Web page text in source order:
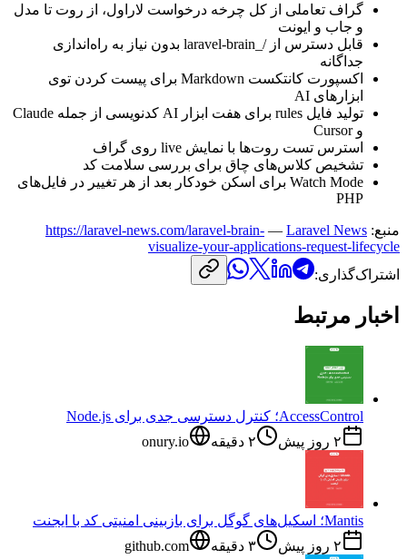
گراف تعاملی از کل چرخه درخواست لاراول، از روت تا مدل
و جاب و ایونت
قابل دسترس از /_
laravel-brain بدون نیاز به راه‌اندازی
جداگانه
اکسپورت کانتکست Markdown برای پیست کردن توی
ابزارهای AI
تولید فایل rules برای هفت ابزار AI کدنویسی از جمله Claude
و Cursor
استرس تست روت‌ها با نمایش live روی گراف
تشخیص کلاس‌های چاق برای بررسی سلامت کد
Watch Mode برای اسکن خودکار بعد از هر تغییر در فایل‌های
PHP
منبع: Laravel News
—
https://laravel-news.com/laravel-brain-
visualize-your-applications-request-lifecycle
اشتراک‌گذاری:
اخبار مرتبط
AccessControl؛ کنترل دسترسی جدی برای Node.js
۲ روز پیش
۲ دقیقه onury.io
Mantis؛ اسکیل‌های گوگل برای بازبینی امنیتی کد با ایجنت
۲ روز پیش
۳ دقیقه github.com